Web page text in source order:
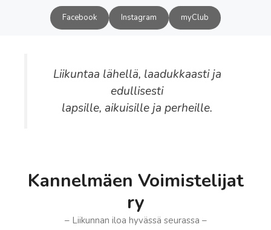
Facebook Instagram myClub
Liikuntaa lähellä, laadukkaasti ja
edullisesti
lapsille, aikuisille ja perheille.
Kannelmäen Voimistelijat
ry
– Liikunnan iloa hyvässä seurassa –